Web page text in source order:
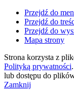
Przejdź do
Przejdź do
Przejdź do
Mapa strony
Strona korzysta z
Polityką prywatności
lub dostępu do
Zamknij